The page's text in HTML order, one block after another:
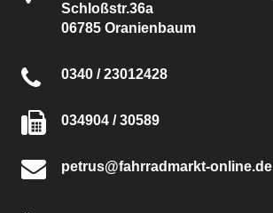
Schloßstr.36a
06785 Oranienbaum
0340 / 23012428
034904 / 30589
petrus@fahrradmarkt-online.de